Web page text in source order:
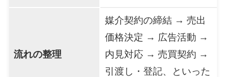
流れの整理
媒介契約の締結 → 売出
価格決定 → 広告活動 →
内見対応 → 売買契約 →
引渡し・登記、といった